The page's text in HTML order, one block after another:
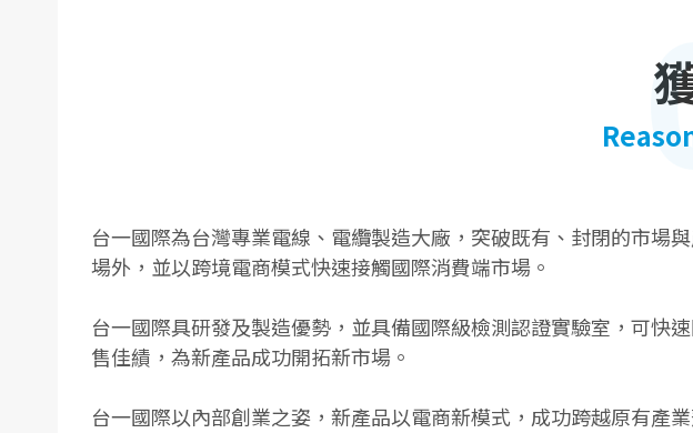
台一國際為台灣專業電線、電纜製造大廠，突破既有、封閉的市場
場外，並以跨境電商模式快速接觸國際消費端市場。
台一國際具研發及製造優勢，並具備國際級檢測認證實驗室，可快
售佳績，為新產品成功開拓新市場。
台一國際以內部創業之姿，新產品以電商新模式，成功跨越原有產